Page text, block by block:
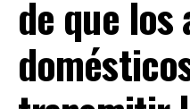
de que los